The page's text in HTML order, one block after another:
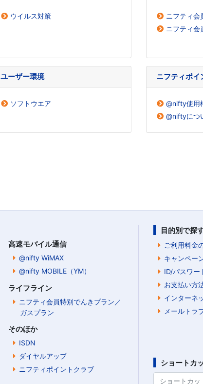
ウイルス対策
ニフティ会
ニフティ会
ユーザー環境
ソフトウエア
ニフティポイ
@nifty使用
@niftyにつ
高速モバイル通信
@nifty WiMAX
@nifty MOBILE（YM）
ライフライン
ニフティ会員特別でんきプラン／
ガスプラン
そのほか
ISDN
ダイヤルアップ
ニフティポイントクラブ
目的別で探
ご利用料金
キャンペー
ID/パスワー
お支払い方
インターネ
メールトラ
ショートカ